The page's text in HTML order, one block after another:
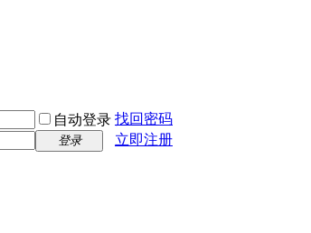
自动登录 找回密码
登录 立即注册